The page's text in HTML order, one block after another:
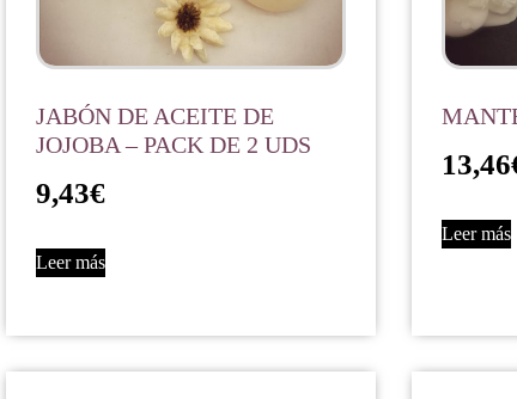
JABÓN DE ACEITE DE
JOJOBA – PACK DE 2 UDS
9,43€
Leer más
13,46
Leer más